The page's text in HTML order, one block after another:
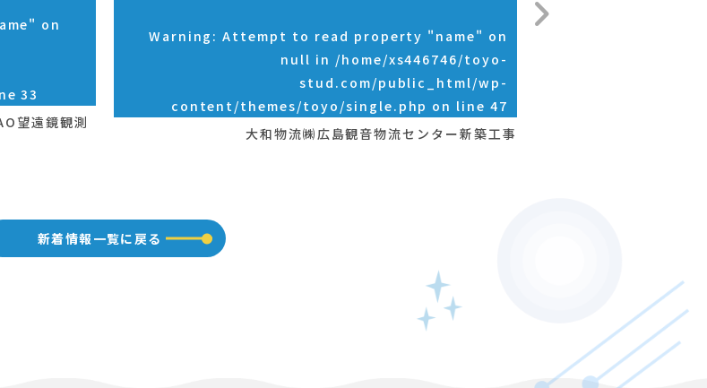
on
33
望遠鏡観測
Warning : Attempt to read property "name" on
null in /home/xs446746/toyo-
stud.com/public_html/wp-
content/themes/toyo/single.php on line47
大和物流㈱広島観音物流センター新築工事
新着情報一覧に戻る